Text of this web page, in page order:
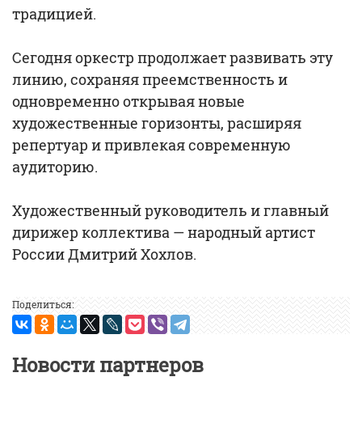
традицией.
Сегодня оркестр продолжает развивать эту
линию, сохраняя преемственность и
одновременно открывая новые
художественные горизонты, расширяя
репертуар и привлекая современную
аудиторию.
Художественный руководитель и главный
дирижер коллектива — народный артист
России Дмитрий Хохлов.
Поделиться:
Новости партнеров